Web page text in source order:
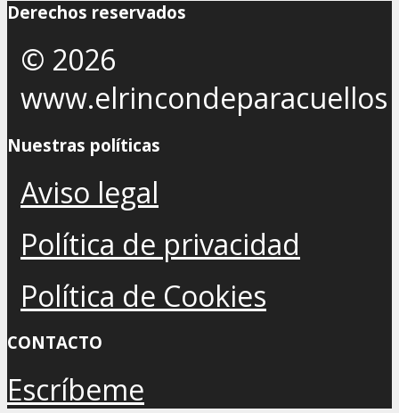
Derechos reservados
© 2026
www.elrincondeparacuellos
Nuestras políticas
Aviso legal
Política de privacidad
Política de Cookies
CONTACTO
Escríbeme